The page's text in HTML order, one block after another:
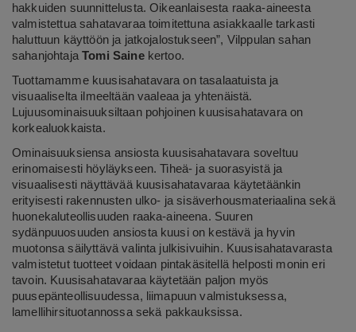
hakkuiden suunnittelusta. Oikeanlaisesta raaka-aineesta
valmistettua sahatavaraa toimitettuna asiakkaalle tarkasti
haluttuun käyttöön ja jatkojalostukseen”, Vilppulan sahan
sahanjohtajaTomi Saine kertoo.
Tuottamamme kuusisahatavara on tasalaatuista ja
visuaaliselta ilmeeltään vaaleaa ja yhtenäistä.
Lujuusominaisuuksiltaan pohjoinen kuusisahatavara on
korkealuokkaista.
Ominaisuuksiensa ansiosta kuusisahatavara soveltuu
erinomaisesti höyläykseen. Tiheä- ja suorasyistä ja
visuaalisesti näyttävää kuusisahatavaraa käytetäänkin
erityisesti rakennusten ulko- ja sisäverhousmateriaalina sekä
huonekaluteollisuuden raaka-aineena. Suuren
sydänpuuosuuden ansiosta kuusi on kestävä ja hyvin
muotonsa säilyttävä valinta julkisivuihin. Kuusisahatavarasta
valmistetut tuotteet voidaan pintakäsitellä helposti monin eri
tavoin. Kuusisahatavaraa käytetään paljon myös
puusepänteollisuudessa, liimapuun valmistuksessa,
lamellihirsituotannossa sekä pakkauksissa.